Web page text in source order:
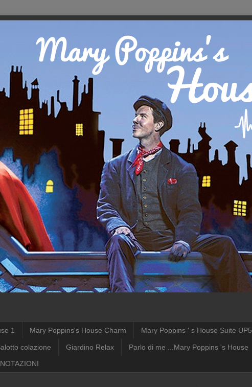
1 Mary Poppins's House Charm Mary Poppins ' s House Suite UP5
colazione Giardino Relax Parlo di me ...Mary Poppins 's House